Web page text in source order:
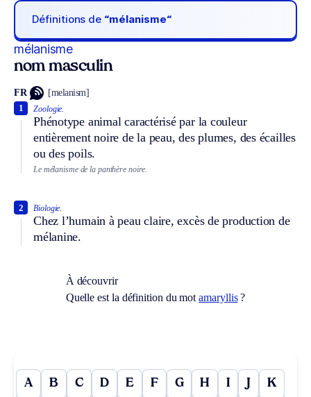
Définitions de “mélanisme“
mélanisme
nom masculin
FR [melanism]
Zoologie.
Phénotype animal caractérisé par la couleur
entièrement noire de la peau, des plumes, des écailles
ou des poils.
1
Le mélanisme de la panthère noire.
Biologie.
Chez l’humain à peau claire, excès de production de
mélanine.
2
À découvrir
Quelle est la définition du motamaryllis?
A B C D E F G H I J K